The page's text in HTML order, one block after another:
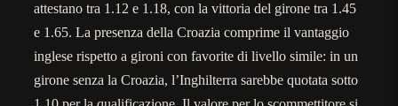
attestano tra 1.12 e 1.18, con la vittoria del girone tra 1.45
e 1.65. La presenza della Croazia comprime il vantaggio
inglese rispetto a gironi con favorite di livello simile: in un
girone senza la Croazia, l’Inghilterra sarebbe quotata sotto